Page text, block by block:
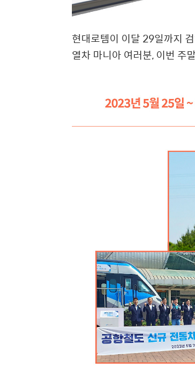
현대로템이 이달 29일까지
열차 마니아 여러분, 이번 주